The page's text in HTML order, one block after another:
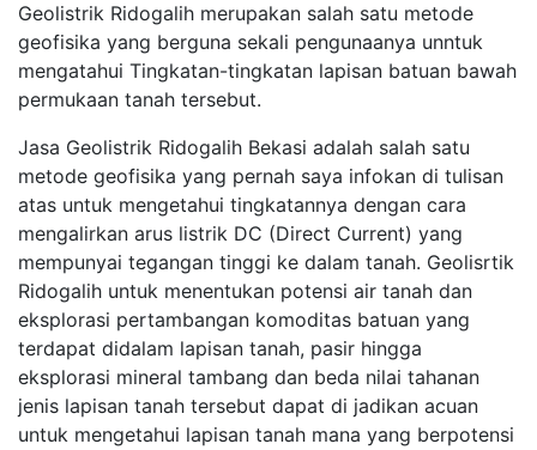
Geolistrik Ridogalih merupakan salah satu metode
geofisika yang berguna sekali pengunaanya unntuk
mengatahui Tingkatan-tingkatan lapisan batuan bawah
permukaan tanah tersebut.
Jasa Geolistrik Ridogalih Bekasi adalah salah satu
metode geofisika yang pernah saya infokan di tulisan
atas untuk mengetahui tingkatannya dengan cara
mengalirkan arus listrik DC (Direct Current) yang
mempunyai tegangan tinggi ke dalam tanah. Geolisrtik
Ridogalih untuk menentukan potensi air tanah dan
eksplorasi pertambangan komoditas batuan yang
terdapat didalam lapisan tanah, pasir hingga
eksplorasi mineral tambang dan beda nilai tahanan
jenis lapisan tanah tersebut dapat di jadikan acuan
untuk mengetahui lapisan tanah mana yang berpotensi